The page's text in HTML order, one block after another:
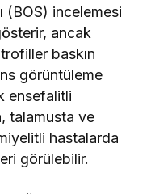
(BOS) incelemesi
ancak
baskın
görüntüleme
ensefalitli
talamusta ve
hastalarda
görülebilir.